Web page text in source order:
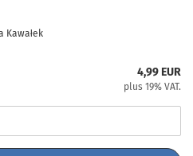
Kawałek
4,99 EUR
plus 19% VAT.